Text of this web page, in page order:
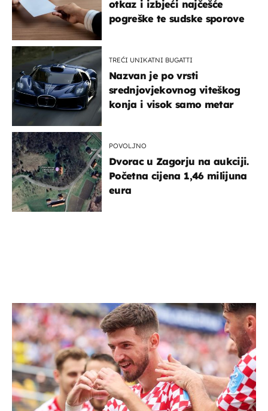
otkaz i izbjeći najčešće
pogreške te sudske sporove
TREĆI UNIKATNI BUGATTI
Nazvan je po vrsti
srednjovjekovnog viteškog
konja i visok samo metar
POVOLJNO
Dvorac u Zagorju na aukciji.
Početna cijena 1,46 milijuna
eura